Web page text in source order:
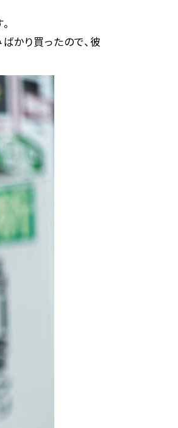
かり買ったので、彼